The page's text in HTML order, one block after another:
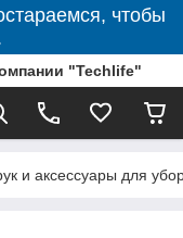
чтобы
"Techlife"
и аксессуары для